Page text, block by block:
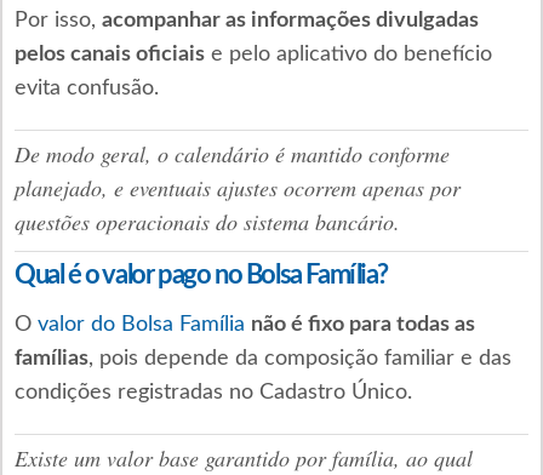
Por isso, acompanhar as informações divulgadas
pelos canais oficiaise pelo aplicativo do benefício
evita confusão.
De modo geral, o calendário é mantido conforme
planejado, e eventuais ajustes ocorrem apenas por
questões operacionais do sistema bancário.
Qual é o valor pago no Bolsa Família?
O valor do Bolsa Família não é fixo para todas as
famílias, pois depende da composição familiar e das
condições registradas no Cadastro Único.
Existe um valor base garantido por família, ao qual